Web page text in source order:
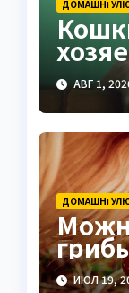
ДОМАШНІ
АВГ 1,
ДОМАШНІ
ИЮЛ 19,